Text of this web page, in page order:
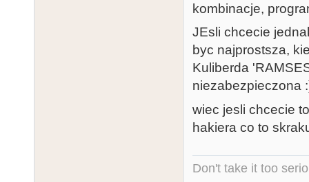
kombinacje,
JEsli chcecie
byc najprostsza,
Kuliberda
niezabezpieczona
wiec jesli chcecie
hakiera co to
Don't take it too